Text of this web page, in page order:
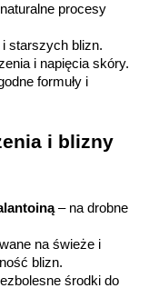
procesy
starszych blizn.
i napięcia skóry.
formuły i
i blizny
– na drobne
na świeże i
blizn.
środki do